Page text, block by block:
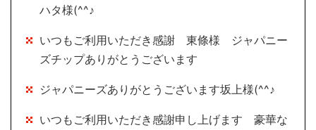
ハタ様(^^♪
いつもご利用いただき感謝 東條様 ジャパニー
ズチップありがとうございます
ジャパニーズありがとうございます坂上様(^^♪
いつもご利用いただき感謝申し上げます 豪華な